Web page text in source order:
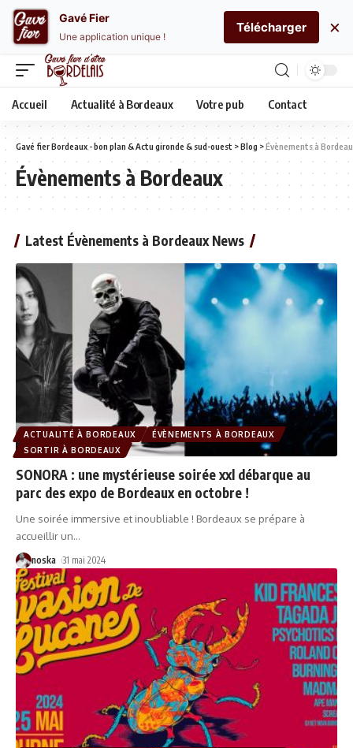
Accueil Actualité à Bordeaux Votre pub Contact
Gavé fier Bordeaux - bon plan & Actu gironde & sud-ouest >Blog >Évènements à
Évènements à Bordeaux
Latest Évènements à Bordeaux News
ACTUALITÉ À BORDEAUX
ÉVÈNEMENTS À BORDEAUX
SORTIR À BORDEAUX
SONORA : une mystérieuse soirée xxl débarque au
parc des expo de Bordeaux en octobre !
Une soirée immersive et inoubliable ! Bordeaux se prépare à
accueillir un…
noska 31 mai 2024
Gavé Fier
Une application unique !
Télécharger ×